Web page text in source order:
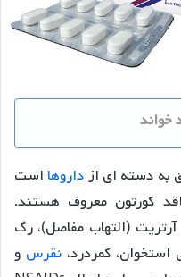
خواند
داروها است
کورتون معروف هستند.
(التهاب مفاصل)، رگ
کمردرد، نقرس و